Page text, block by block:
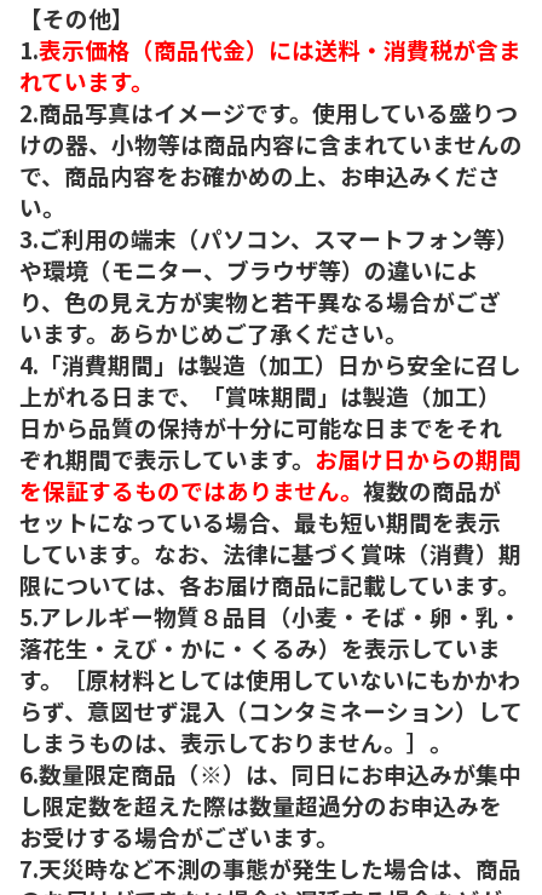
【その他】
1.表示価格（商品代金）には送料・消費税が含ま
れています。
2.商品写真はイメージです。使用している盛りつ
けの器、小物等は商品内容に含まれていませんの
で、商品内容をお確かめの上、お申込みくださ
い。
3.ご利用の端末（パソコン、スマートフォン等）
や環境（モニター、ブラウザ等）の違いによ
り、色の見え方が実物と若干異なる場合がござ
います。あらかじめご了承ください。
4.「消費期間」は製造（加工）日から安全に召し
上がれる日まで、「賞味期間」は製造（加工）
日から品質の保持が十分に可能な日までをそれ
ぞれ期間で表示しています。 お届け日からの期間
を保証するものではありません。 複数の商品が
セットになっている場合、最も短い期間を表示
しています。なお、法律に基づく賞味（消費）期
限については、各お届け商品に記載しています。
5.アレルギー物質８品目（小麦・そば・卵・乳・
落花生・えび・かに・くるみ）を表示していま
す。［原材料としては使用していないにもかかわ
らず、意図せず混入（コンタミネーション）して
しまうものは、表示しておりません。］。
6.数量限定商品（※）は、同日にお申込みが集中
し限定数を超えた際は数量超過分のお申込みを
お受けする場合がございます。
7.天災時など不測の事態が発生した場合は、商品